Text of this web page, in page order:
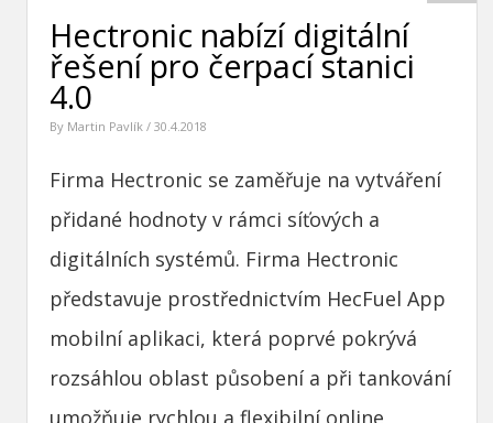
Hectronic nabízí digitální
řešení pro čerpací stanici
4.0
By Martin Pavlík / 30.4.2018
Firma Hectronic se zaměřuje na vytváření
přidané hodnoty v rámci síťových a
digitálních systémů. Firma Hectronic
představuje prostřednictvím HecFuel App
mobilní aplikaci, která poprvé pokrývá
rozsáhlou oblast působení a při tankování
umožňuje rychlou a flexibilní online